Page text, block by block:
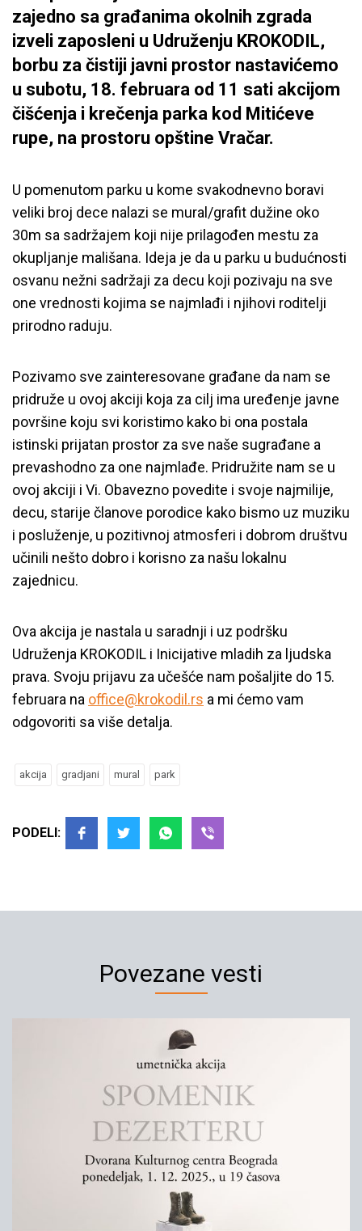
zajedno sa građanima okolnih zgrada
izveli zaposleni u Udruženju KROKODIL,
borbu za čistiji javni prostor nastavićemo
u subotu, 18. februara od 11 sati akcijom
čišćenja i krečenja parka kod Mitićeve
rupe, na prostoru opštine Vračar.
U pomenutom parku u kome svakodnevno boravi
veliki broj dece nalazi se mural/grafit dužine oko
30m sa sadržajem koji nije prilagođen mestu za
okupljanje mališana. Ideja je da u parku u budućnosti
osvanu nežni sadržaji za decu koji pozivaju na sve
one vrednosti kojima se najmlađi i njihovi roditelji
prirodno raduju.
Pozivamo sve zainteresovane građane da nam se
pridruže u ovoj akciji koja za cilj ima uređenje javne
površine koju svi koristimo kako bi ona postala
istinski prijatan prostor za sve naše sugrađane a
prevashodno za one najmlađe. Pridružite nam se u
ovoj akciji i Vi. Obavezno povedite i svoje najmilije,
decu, starije članove porodice kako bismo uz muziku
i posluženje, u pozitivnoj atmosferi i dobrom društvu
učinili nešto dobro i korisno za našu lokalnu
zajednicu.
Ova akcija je nastala u saradnji i uz podršku
Udruženja KROKODIL i Inicijative mladih za ljudska
prava. Svoju prijavu za učešće nam pošaljite do 15.
februara na office@krokodil.rs a mi ćemo vam
odgovoriti sa više detalja.
akcija gradjani mural park
PODELI:
Povezane vesti